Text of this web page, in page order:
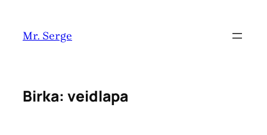
saturu
Mr. Serge
Birka: veidlapa